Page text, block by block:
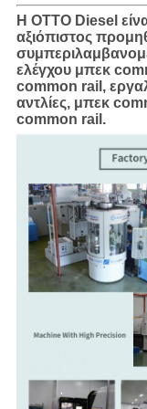
Η OTTO Diesel
αξιόπιστος
ελέγχου μπεκ
common rail,
αντλίες, μπεκ
common rail.